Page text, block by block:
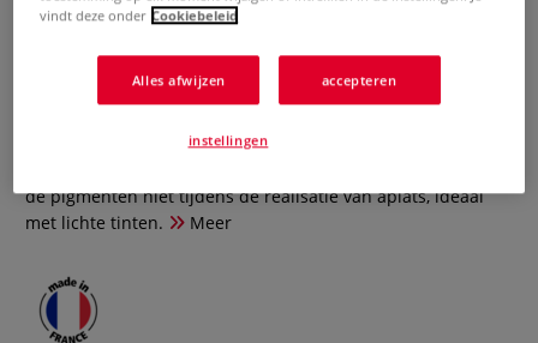
Saffloerolie Lefranc&Bourgeois
de pigmenten niet tijdens de realisatie van aplats, ideaal
met lichte tinten.
Meer
vindt deze onder Cookiebeleid
Alles afwijzen accepteren
instellingen